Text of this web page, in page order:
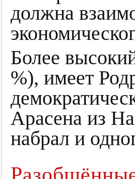
должна
Более
%), имеет
Арасена из
набрал и